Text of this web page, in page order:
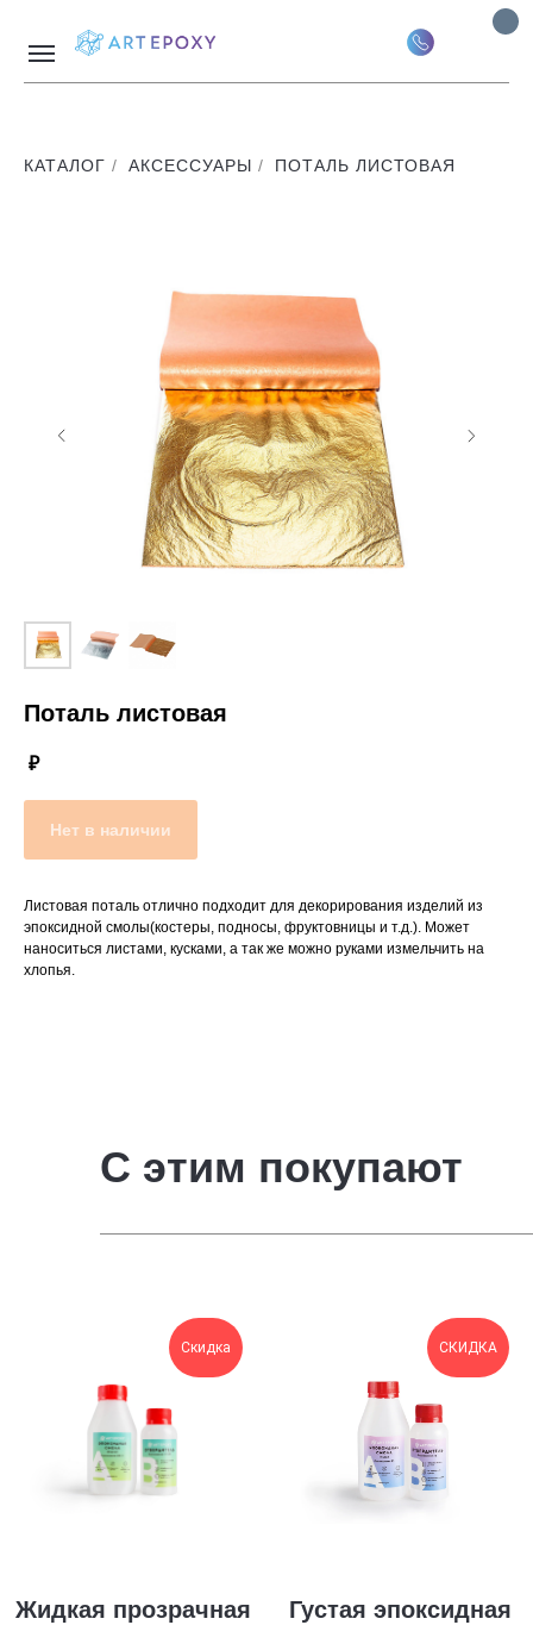
‎КАТАЛОГ / АКСЕССУАРЫ / ПОТАЛЬ ЛИСТОВАЯ
Поталь листовая
₽
Нет в наличии
Листовая поталь отлично подходит для декорирования изделий из
эпоксидной смолы(костеры, подносы, фруктовницы и т.д.). Может
наноситься листами, кусками, а так же можно руками измельчить на
хлопья.
С этим покупают
Скидка
Жидкая прозрачная
СКИДКА
Густая эпоксидная